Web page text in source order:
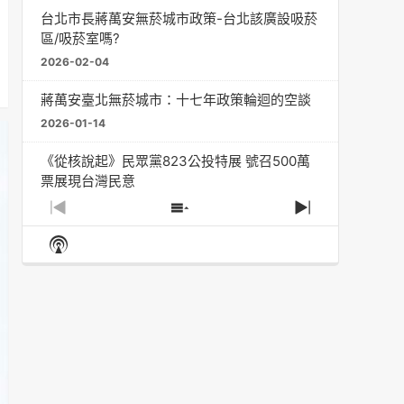
台北市長蔣萬安無菸城市政策-台北該廣設吸菸
區/吸菸室嗎?
2026-02-04
蔣萬安臺北無菸城市：十七年政策輪迴的空談
2026-01-14
《從核說起》民眾黨823公投特展 號召500萬
票展現台灣民意
2025-08-11
大罷免凸 <726,823反罷免主題曲> #大展鴻圖
2025-07-05
Previous
Episode
Show
Episodes
Next
Episode
Show
Podcast